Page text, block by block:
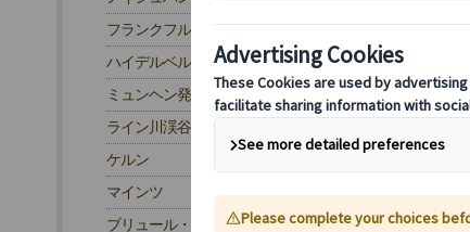
フランクフルト発 ローテンブルク
ハイデルベルク
ミュンヘン発 ローテンブルク
ライン川渓谷
ケルン
マインツ
ブリュール・アウグストゥスブルク城